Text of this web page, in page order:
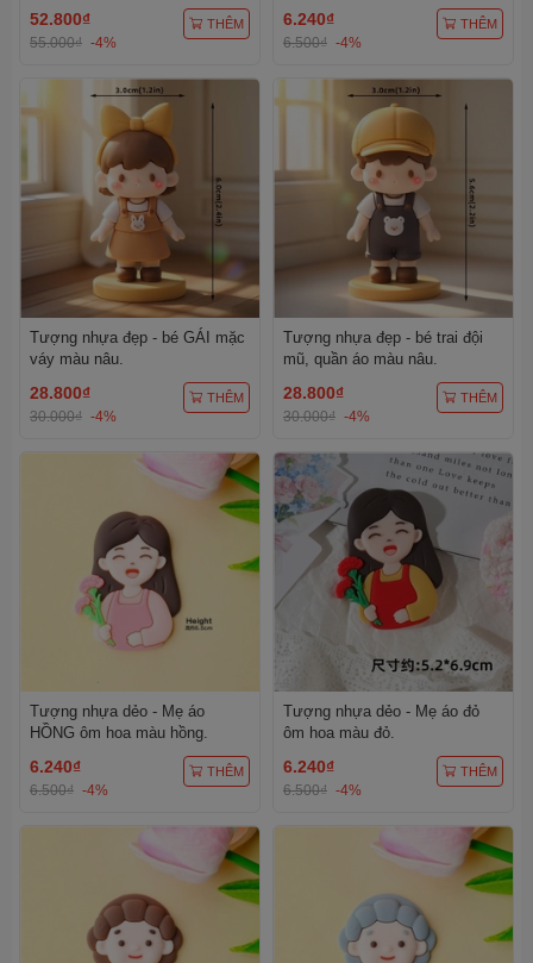
52.800₫
55.000₫ -4%
THÊM 6.240₫
6.500₫ -4%
THÊM
Tượng nhựa đẹp - bé GÁI mặc
váy màu nâu.
28.800₫
30.000₫ -4%
THÊM
Tượng nhựa đẹp - bé trai đội
mũ, quần áo màu nâu.
28.800₫
30.000₫ -4%
THÊM
Tượng nhựa dẻo - Mẹ áo
HỒNG ôm hoa màu hồng.
6.240₫
6.500₫ -4%
THÊM
Tượng nhựa dẻo - Mẹ áo đỏ
ôm hoa màu đỏ.
6.240₫
6.500₫ -4%
THÊM